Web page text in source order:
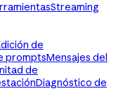
Streaming
de
promptsMensajes del
de
Diagnóstico de